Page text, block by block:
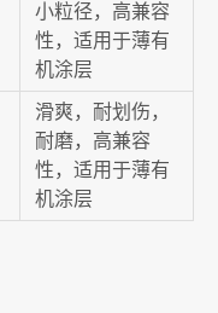
小粒径，高兼容
性，适用于薄有
机涂层
滑爽，耐划伤，
耐磨，高兼容
性，适用于薄有
机涂层